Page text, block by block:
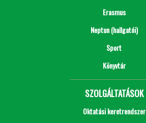
Erasmus
Neptun (hallgatói)
Sport
Könyvtár
SZOLGÁLTATÁSOK
Oktatási keretrendszer